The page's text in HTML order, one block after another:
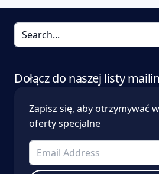
Dołącz do naszej listy
Zapisz się, aby otrzymywać
oferty specjalne